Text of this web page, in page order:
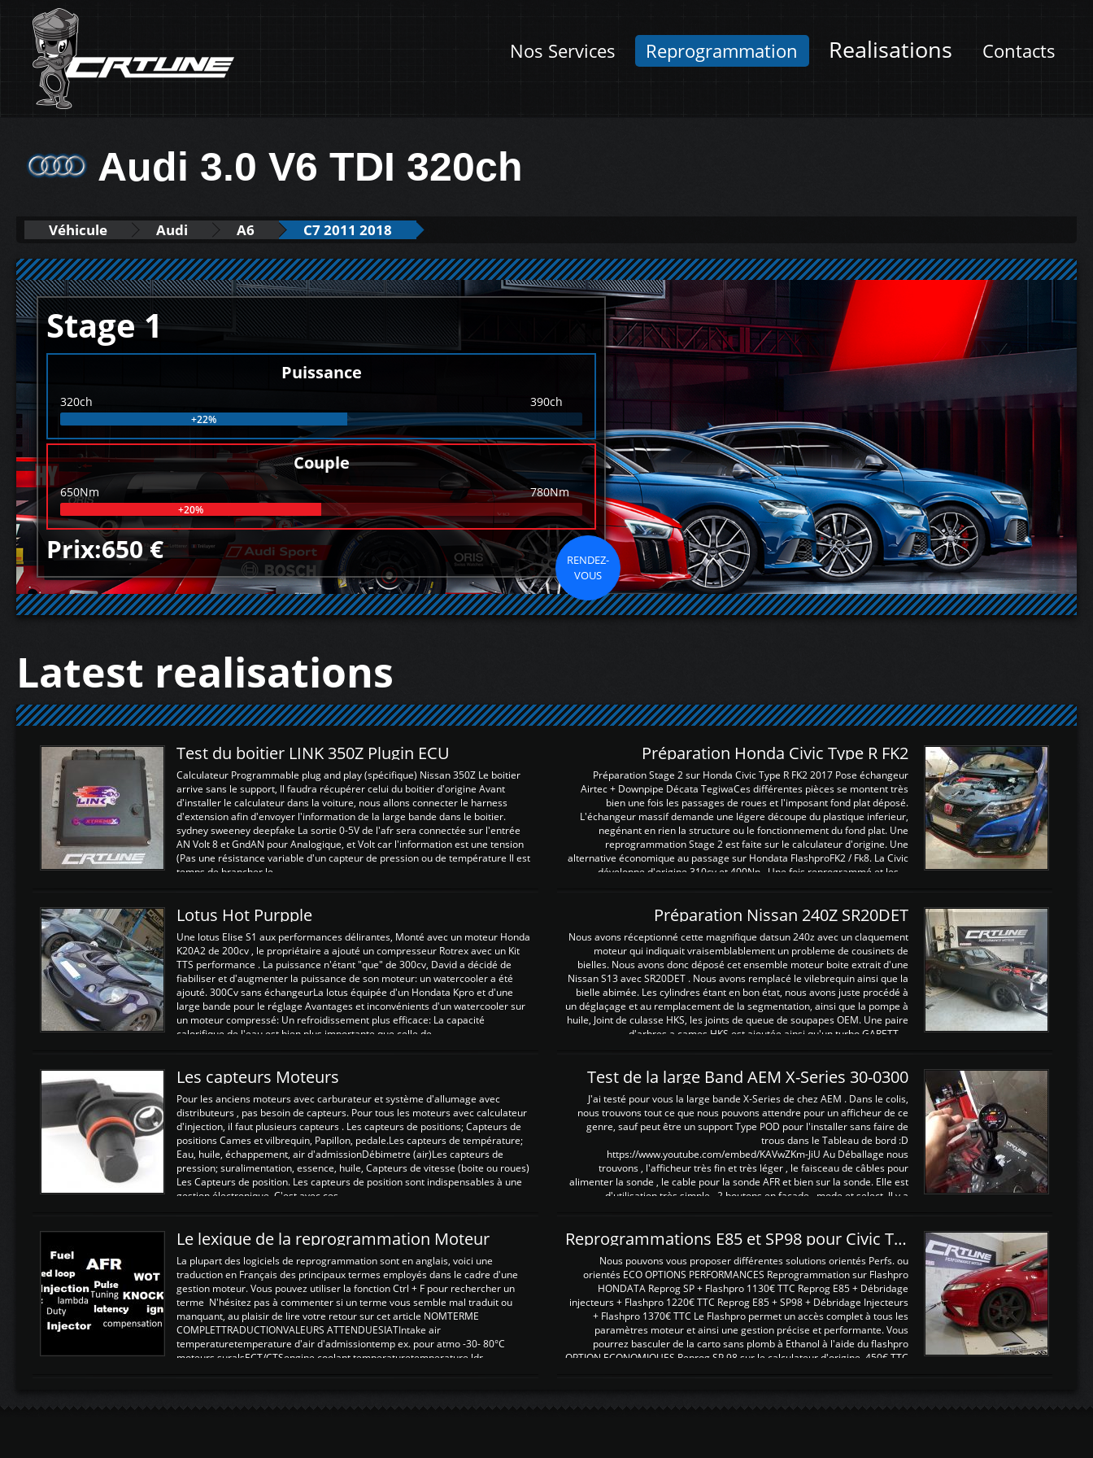
Nos Services Reprogrammation Realisations Contacts
Audi 3.0 V6 TDI 320ch
Véhicule Audi A6 C7 2011 2018
Stage 1
Puissance
320ch 390ch
+22%
Couple
650Nm 780Nm
+20%
Prix:650 €
RENDEZ-
VOUS
Latest realisations
Test du boitier LINK 350Z Plugin ECU
Calculateur Programmable plug and play (spécifique) Nissan 350Z Le boitier
arrive sans le support, Il faudra récupérer celui du boitier d'origine Avant
d'installer le calculateur dans la voiture, nous allons connecter le harness
d'extension afin d'envoyer l'information de la large bande dans le boitier.
sydney sweeney deepfake La sortie 0-5V de l'afr sera connectée sur l'entrée
AN Volt 8 et GndAN pour Analogique, et Volt car l'information est une tension
(Pas une résistance variable d'un capteur de pression ou de température Il est
temps de brancher le ...
Préparation Honda Civic Type R FK2
Préparation Stage 2 sur Honda Civic Type R FK2 2017 Pose échangeur
Airtec + Downpipe Décata TegiwaCes différentes pièces se montent très
bien une fois les passages de roues et l'imposant fond plat déposé.
L'échangeur massif demande une légere découpe du plastique inferieur,
negénant en rien la structure ou le fonctionnement du fond plat. Une
reprogrammation Stage 2 est faite sur le calculateur d'origine. Une
alternative économique au passage sur Hondata FlashproFK2 / Fk8. La Civic
développe d'origine 310cv et 400Nn , Une fois reprogrammé et les ...
Lotus Hot Purpple
Une lotus Elise S1 aux performances délirantes, Monté avec un moteur Honda
K20A2 de 200cv , le propriétaire a ajouté un compresseur Rotrex avec un Kit
TTS performance . La puissance n'étant "que" de 300cv, David a décidé de
fiabiliser et d'augmenter la puissance de son moteur: un watercooler a été
ajouté. 300Cv sans échangeurLa lotus équipée d'un Hondata Kpro et d'une
large bande pour le réglage Avantages et inconvénients d'un watercooler sur
un moteur compressé: Un refroidissement plus efficace: La capacité
calorifique de l'eau est bien plus importante que celle de ...
Préparation Nissan 240Z SR20DET
Nous avons réceptionné cette magnifique datsun 240z avec un claquement
moteur qui indiquait vraisemblablement un probleme de cousinets de
bielles. Nous avons donc déposé cet ensemble moteur boite extrait d'une
Nissan S13 avec SR20DET . Nous avons remplacé le vilebrequin ainsi que la
bielle abimée. Les cylindres étant en bon état, nous avons juste procédé à
un déglaçage et au remplacement de la segmentation, ainsi que la pompe à
huile, Joint de culasse HKS, les joints de queue de soupapes OEM. Une paire
d'arbres a cames HKS est ajoutée ainsi qu'un turbo GARETT ...
Les capteurs Moteurs
Pour les anciens moteurs avec carburateur et système d'allumage avec
distributeurs , pas besoin de capteurs. Pour tous les moteurs avec calculateur
d'injection, il faut plusieurs capteurs . Les capteurs de positions; Capteurs de
positions Cames et vilbrequin, Papillon, pedale.Les capteurs de température;
Eau, huile, échappement, air d'admissionDébimetre (air)Les capteurs de
pression; suralimentation, essence, huile, Capteurs de vitesse (boite ou roues)
Les Capteurs de position. Les capteurs de position sont indispensables à une
gestion électronique. C'est avec ces ...
Test de la large Band AEM X-Series 30-0300
J'ai testé pour vous la large bande X-Series de chez AEM . Dans le colis,
nous trouvons tout ce que nous pouvons attendre pour un afficheur de ce
genre, sauf peut être un support Type POD pour l'installer sans faire de
trous dans le Tableau de bord :D
https://www.youtube.com/embed/KAVwZKm-JiU Au Déballage nous
trouvons , l'afficheur très fin et très léger , le faisceau de câbles pour
alimenter la sonde , le cable pour la sonde AFR et bien sur la sonde. Elle est
d'utilisation très simple , 2 boutons en façade , mode et select. Il y a
Le lexique de la reprogrammation Moteur
La plupart des logiciels de reprogrammation sont en anglais, voici une
traduction en Français des principaux termes employés dans le cadre d'une
gestion moteur. Vous pouvez utiliser la fonction Ctrl + F pour rechercher un
terme N'hésitez pas à commenter si un terme vous semble mal traduit ou
manquant, au plaisir de lire votre retour sur cet article NOMTERME
COMPLETTRADUCTIONVALEURS ATTENDUESIATIntake air
temperaturetemperature d'air d'admissiontemp ex. pour atmo -30- 80°C
moteurs suralsECT/CTSengine coolant temperaturetemperature ldr
Reprogrammations E85 et SP98 pour Civic Type R FN2
Nous pouvons vous proposer différentes solutions orientés Perfs. ou
orientés ECO OPTIONS PERFORMANCES Reprogrammation sur Flashpro
HONDATA Reprog SP + Flashpro 1130€ TTC Reprog E85 + Débridage
injecteurs + Flashpro 1220€ TTC Reprog E85 + SP98 + Débridage Injecteurs
+ Flashpro 1370€ TTC Le Flashpro permet un accès complet à tous les
paramètres moteur et ainsi une gestion précise et performante. Vous
pourrez basculer de la carto sans plomb à Ethanol à l'aide du flashpro
OPTION ECONOMIQUES Reprog SP 98 sur le calculateur d'origine 450€ TTC